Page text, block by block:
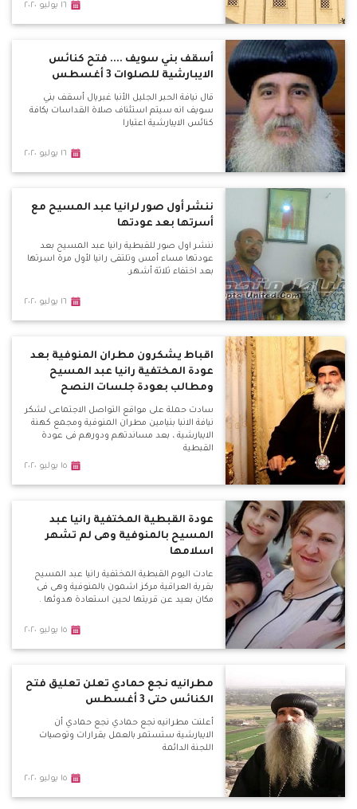
١٦ يوليو ٢٠٢٠
أسقف بني سويف .... فتح كنائس
الايبارشية للصلوات 3 أغسطس
قال نيافة الحبر الجليل الأنبا غبريال أسقف بني
سويف انه سيتم استئناف صلاة القداسات بكافة
كنائس الايبارشية اعتبارا
١٦ يوليو ٢٠٢٠
ننشر أول صور لرانيا عبد المسيح مع
أسرتها بعد عودتها
ننشر اول صور للقبطية رانيا عبد المسيح بعد
عودتها مساء أمس وتلتقى رانيا لأول مرة اسرتها
بعد اختفاء ثلاثة أشهر.
١٦ يوليو ٢٠٢٠
اقباط يشكرون مطران المنوفية بعد
عودة المختفية رانيا عبد المسيح
ومطالب بعودة جلسات النصح
سادت حملة على مواقع التواصل الاجتماعى لشكر
نيافة الانبا بنيامين مطران المنوفية ومجمع كهنة
الايبارشية ، بعد مساندتهم ودورهم فى عودة
القبطية
١٥ يوليو ٢٠٢٠
عودة القبطية المختفية رانيا عبد
المسيح بالمنوفية وهى لم تشهر
اسلامها
عادت اليوم القبطية المختفية رانيا عبد المسيح
بقرية العراقية مركز اشمون بالمنوفية وهى فى
مكان بعيد عن قريتها لحين استعادة هدوئها .
١٥ يوليو ٢٠٢٠
مطرانيه نجع حمادي تعلن تعليق فتح
الكنائس حتى 3 أغسطس
أعلنت مطرانيه نجع حمادي نجع حمادي أن
الايبارشية ستستمر بالعمل بقرارات وتوصيات
اللجنة الدائمة
١٥ يوليو ٢٠٢٠